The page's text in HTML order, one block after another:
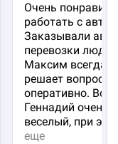
Очень
работать с авто
Заказывали
перевозки
Максим всегда
решает вопросы
оперативно.
Геннадий очень
веселый, при эт...
еще